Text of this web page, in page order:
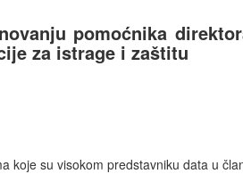
pomoćnika
za istrage i zaštitu
koje su visokom predstavniku data u